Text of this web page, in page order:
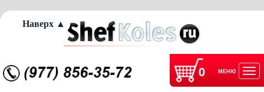
0 МЕНЮ
Наверх ▲